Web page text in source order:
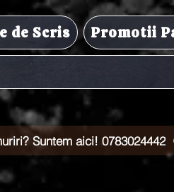
de Scris Promotii
Suntem aici! 0783024442